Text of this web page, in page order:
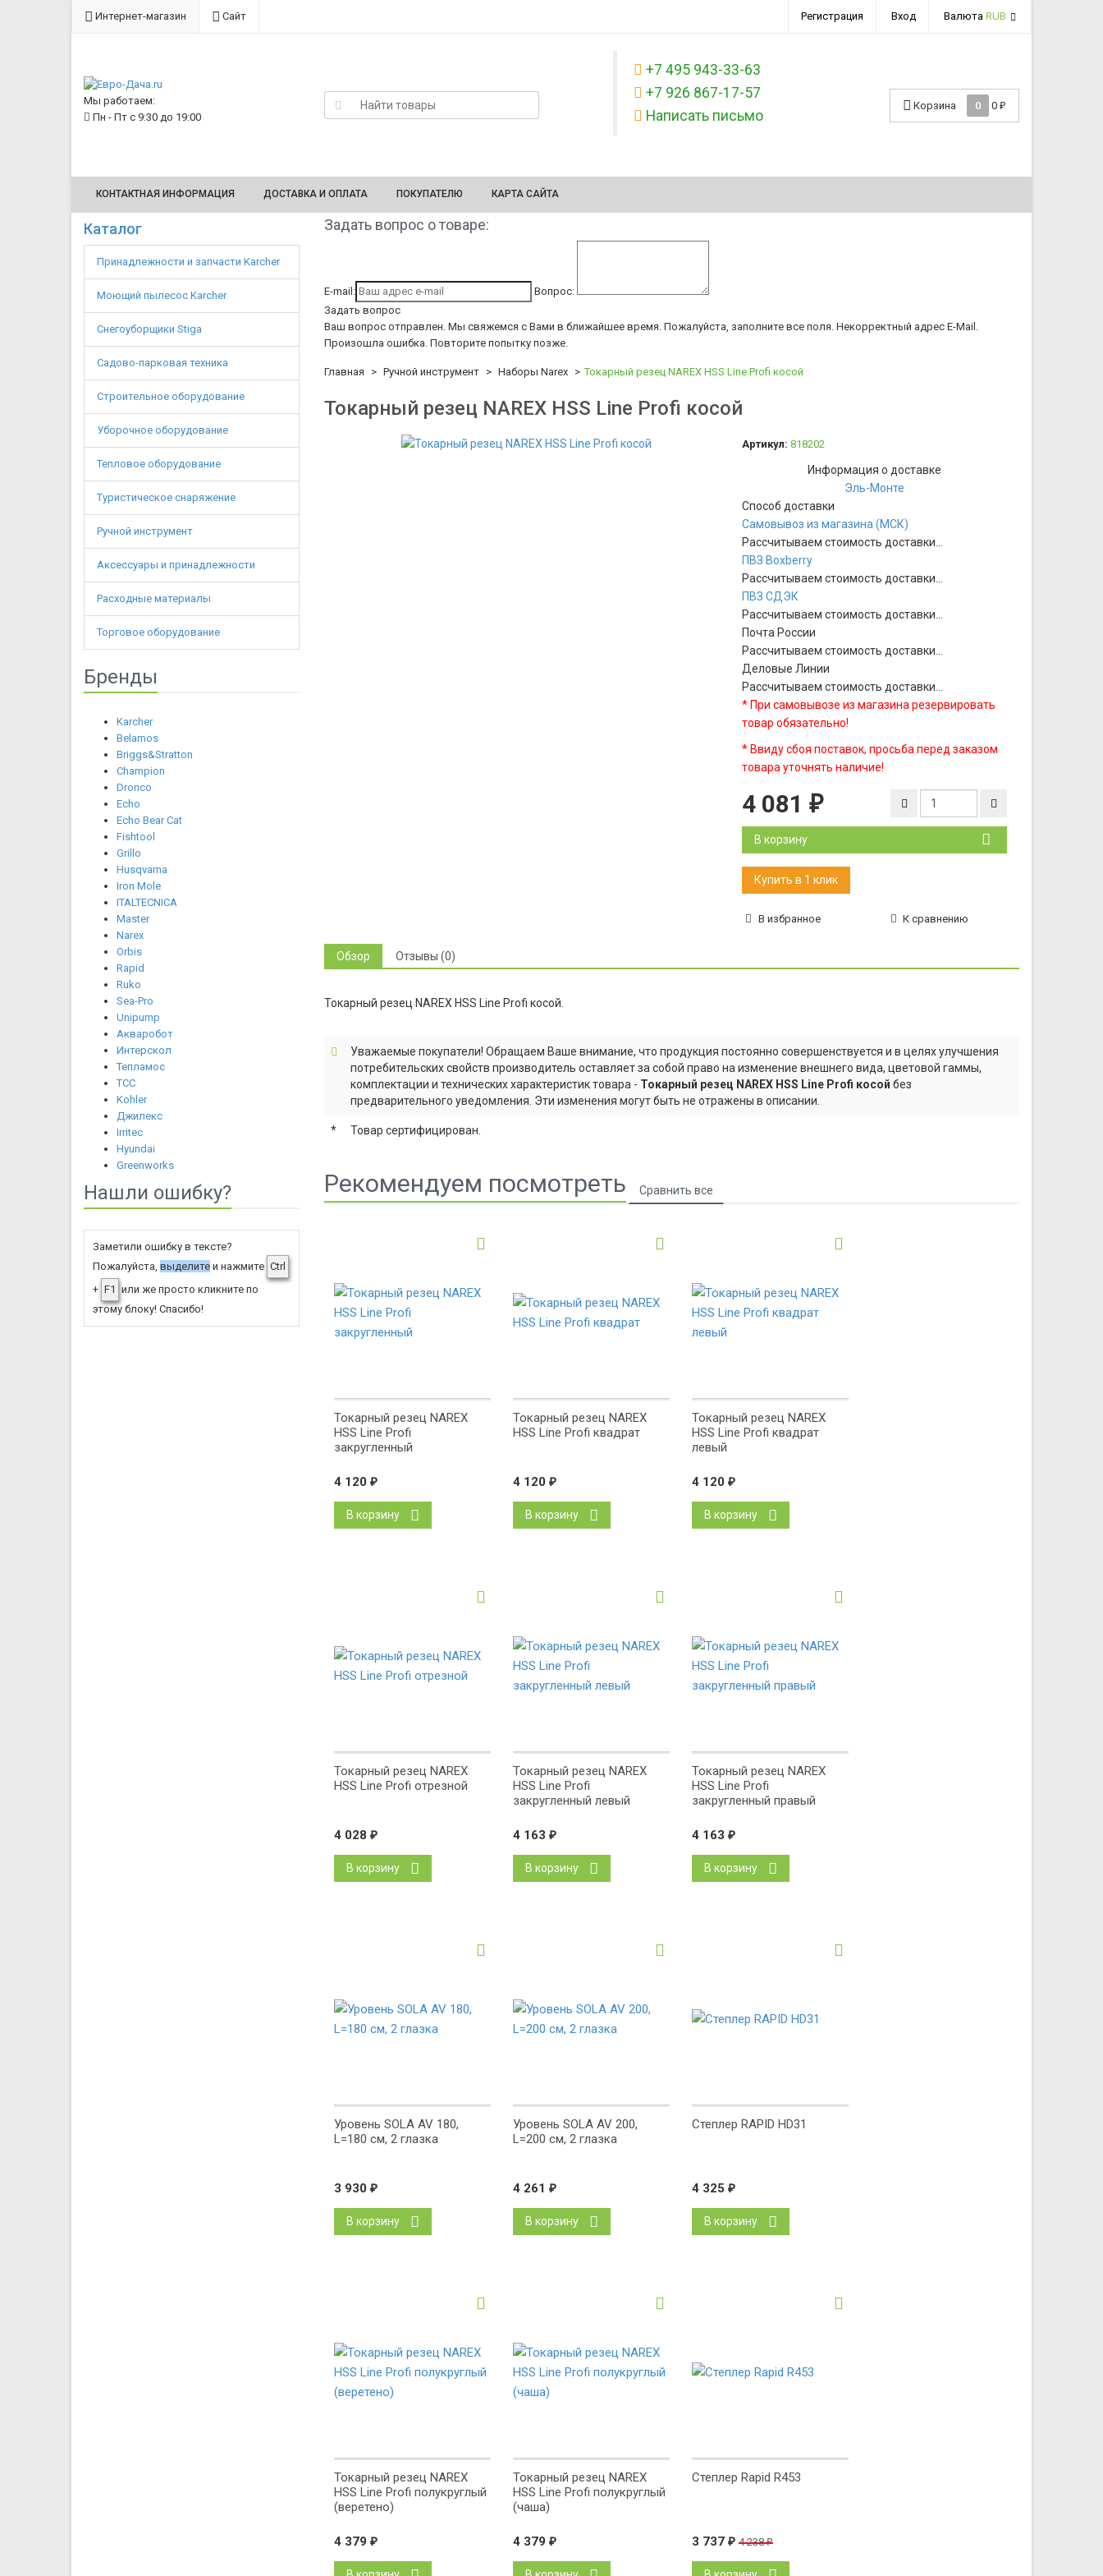
Интернет-магазин Сайт Регистрация Вход Валюта RUB
Мы работаем:
Пн - Пт с 9:30 до 19:00
+7 495 943-33-63
+7 926 867-17-57
Написать письмо
Корзина 0 0 ₽
КОНТАКТНАЯ ИНФОРМАЦИЯ ДОСТАВКА И ОПЛАТА ПОКУПАТЕЛЮ КАРТА САЙТА
Каталог
Принадлежности и запчасти Karcher
Моющий пылесос Karcher
Снегоуборщики Stiga
Садово-парковая техника
Строительное оборудование
Уборочное оборудование
Тепловое оборудование
Туристическое снаряжение
Ручной инструмент
Аксессуары и принадлежности
Расходные материалы
Торговое оборудование
Бренды
Karcher
Belamos
Briggs&Stratton
Champion
Dronco
Echo
Echo Bear Cat
Fishtool
Grillo
Husqvarna
Iron Mole
ITALTECNICA
Master
Narex
Orbis
Rapid
Ruko
Sea-Pro
Unipump
Акваробот
Интерскол
Тепламос
ТСС
Kohler
Джилекс
Irritec
Hyundai
Greenworks
Нашли ошибку?
Заметили ошибку в тексте?
Пожалуйста, выделите и нажмите Ctrl
+ F1 или же просто кликните по
этому блоку! Спасибо!
Задать вопрос о товаре:
E-mail:
Вопрос:
Задать вопрос
Ваш вопрос отправлен. Мы свяжемся с Вами в ближайшее время. Пожалуйста, заполните все поля. Некорректный адрес E-Mail.
Произошла ошибка. Повторите попытку позже.
Главная Ручной инструмент Наборы Narex Токарный резец NAREX HSS Line Profi косой
Токарный резец NAREX HSS Line Profi косой
Артикул: 818202
Информация о доставке
Эль-Монте
Способ доставки
Самовывоз из магазина (МСК)
Рассчитываем стоимость доставки...
ПВЗ Boxberry
Рассчитываем стоимость доставки...
ПВЗ СДЭК
Рассчитываем стоимость доставки...
Почта России
Рассчитываем стоимость доставки...
Деловые Линии
Рассчитываем стоимость доставки...
* При самовывозе из магазина резервировать
товар обязательно!
* Ввиду сбоя поставок, просьба перед заказом
товара уточнять наличие!
4 081 ₽
В корзину
В избранное К сравнению
Обзор Отзывы (0)
Токарный резец NAREX HSS Line Profi косой.
Уважаемые покупатели! Обращаем Ваше внимание, что продукция постоянно совершенствуется и в целях улучшения
потребительских свойств производитель оставляет за собой право на изменение внешнего вида, цветовой гаммы,
комплектации и технических характеристик товара - Токарный резец NAREX HSS Line Profi косой без
предварительного уведомления. Эти изменения могут быть не отражены в описании.
* Товар сертифицирован.
Рекомендуем посмотреть
Токарный резец NAREX
HSS Line Profi
закругленный
4 120 ₽
В корзину
Токарный резец NAREX
HSS Line Profi квадрат
4 120 ₽
В корзину
Токарный резец NAREX
HSS Line Profi квадрат
левый
4 120 ₽
В корзину
Токарный резец NAREX
HSS Line Profi отрезной
4 028 ₽
В корзину
Токарный резец NAREX
HSS Line Profi
закругленный левый
4 163 ₽
В корзину
Токарный резец NAREX
HSS Line Profi
закругленный правый
4 163 ₽
В корзину
Уровень SOLA AV 180,
L=180 см, 2 глазка
3 930 ₽
В корзину
Уровень SOLA AV 200,
L=200 см, 2 глазка
4 261 ₽
В корзину
Степлер RAPID HD31
4 325 ₽
В корзину
Токарный резец NAREX
HSS Line Profi полукруглый
(веретено)
4 379 ₽
Токарный резец NAREX
HSS Line Profi полукруглый
(чаша)
4 379 ₽
Степлер Rapid R453
3 737 ₽ 4 238₽